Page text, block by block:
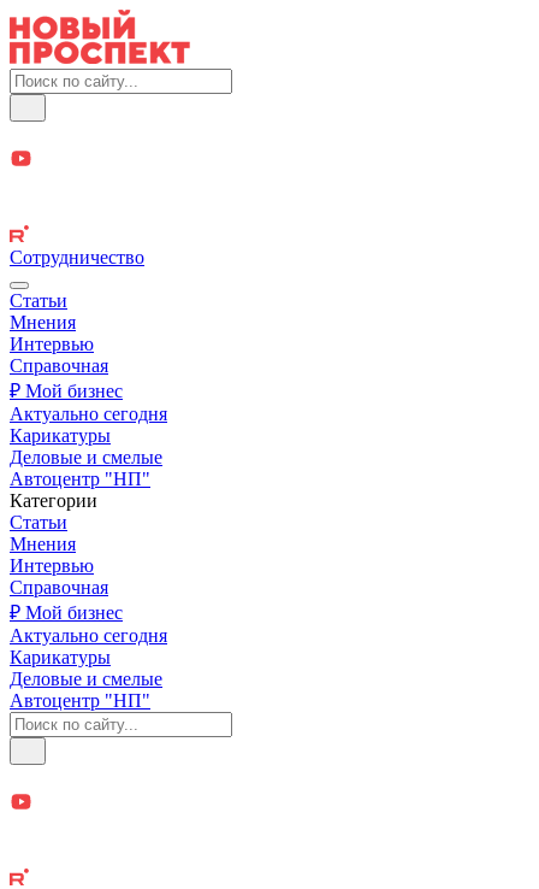
Сотрудничество
Статьи
Мнения
Интервью
Справочная
₽ Мой бизнес
Актуально сегодня
Карикатуры
Деловые и смелые
Автоцентр "НП"
Категории
Статьи
Мнения
Интервью
Справочная
₽ Мой бизнес
Актуально сегодня
Карикатуры
Деловые и смелые
Автоцентр "НП"